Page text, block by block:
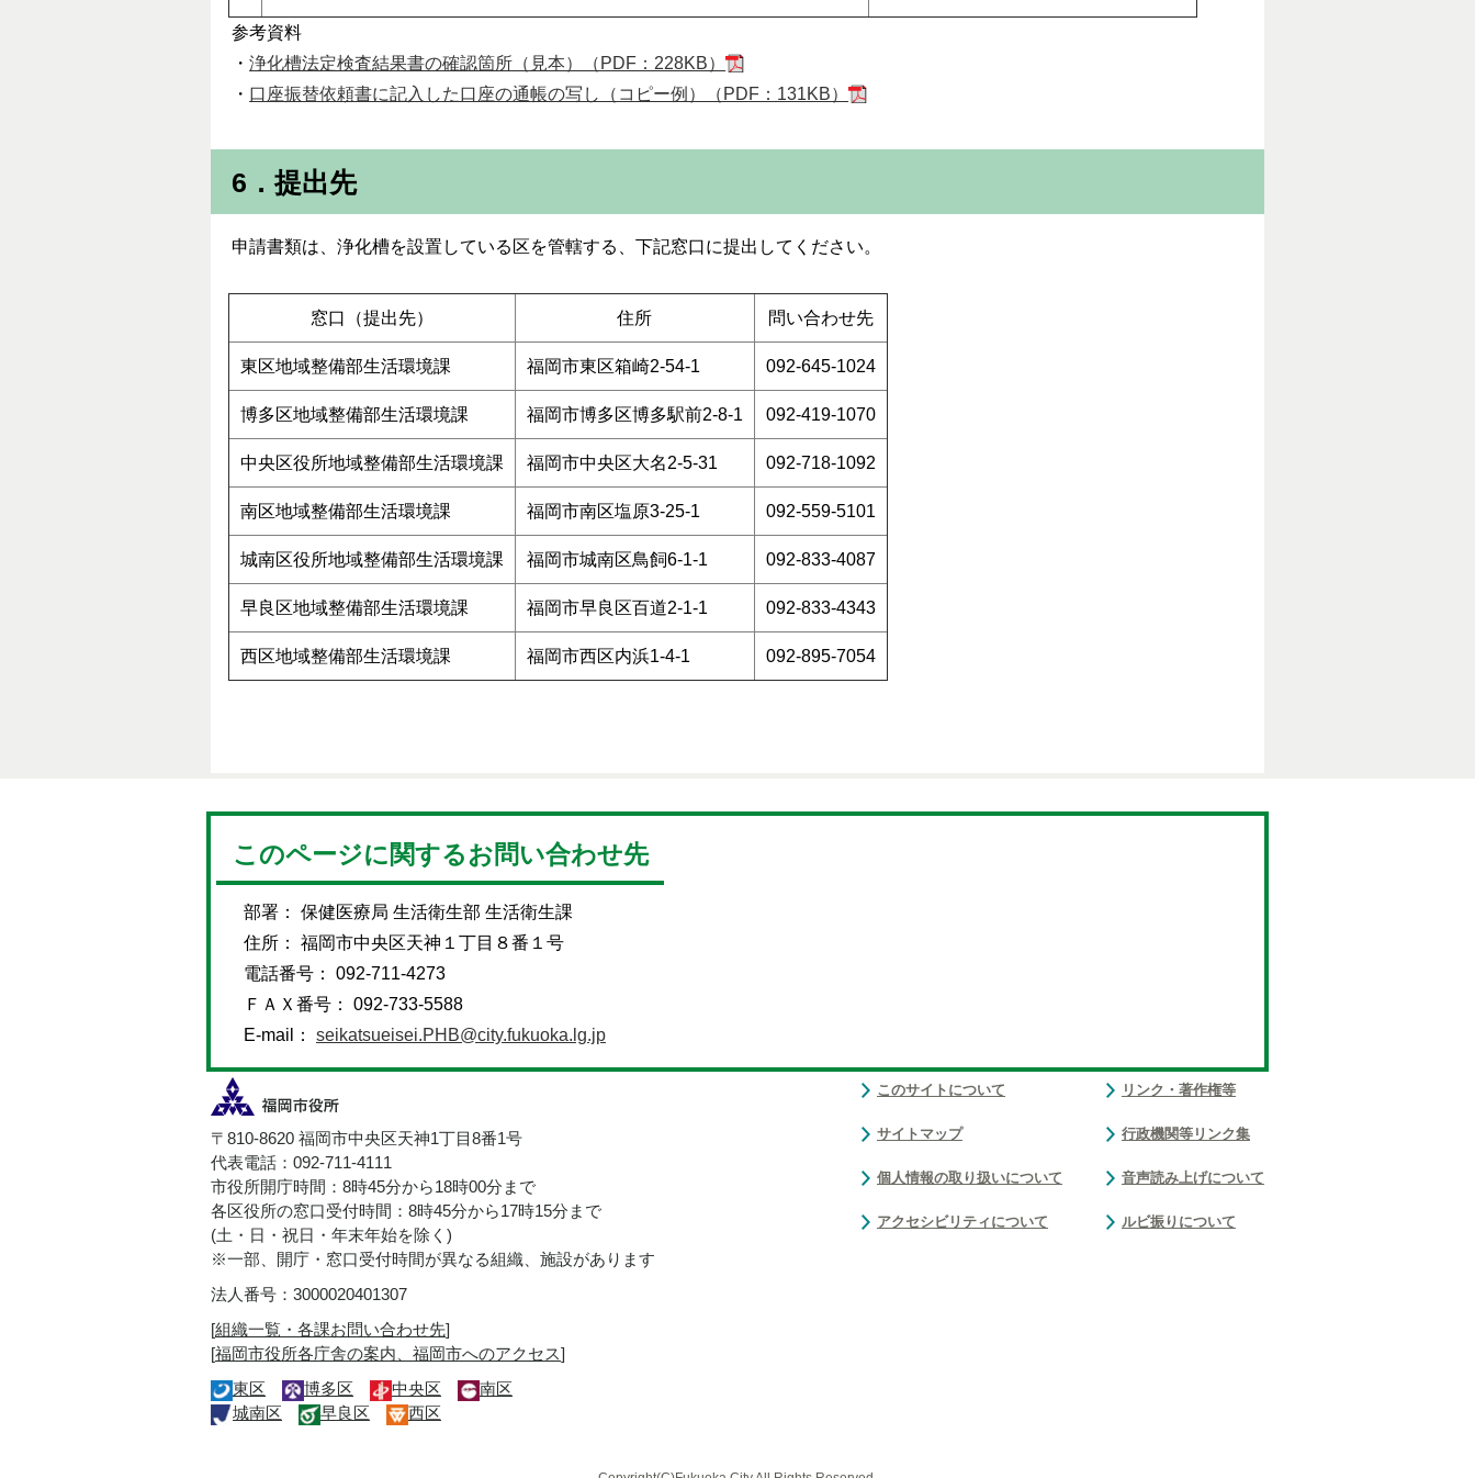
参考資料
・浄化槽法定検査結果書の確認箇所（見本）（PDF：228KB）
・ 口座振替依頼書に記入した口座の通帳の写し（コピー例）（PDF：131KB）
6．提出先
申請書類は、浄化槽を設置している区を管轄する、下記窓口に提出してください。
窓口（提出先） 住所 問い合わせ先
東区地域整備部生活環境課 福岡市東区箱崎2-54-1 092-645-1024
博多区地域整備部生活環境課 福岡市博多区博多駅前2-8-1 092-419-1070
中央区役所地域整備部生活環境課 福岡市中央区大名2-5-31 092-718-1092
南区地域整備部生活環境課 福岡市南区塩原3-25-1 092-559-5101
城南区役所地域整備部生活環境課 福岡市城南区鳥飼6-1-1 092-833-4087
早良区地域整備部生活環境課 福岡市早良区百道2-1-1 092-833-4343
西区地域整備部生活環境課 福岡市西区内浜1-4-1 092-895-7054
このページに関するお問い合わせ先
部署： 保健医療局 生活衛生部 生活衛生課
住所： 福岡市中央区天神１丁目８番１号
電話番号： 092-711-4273
ＦＡＸ番号： 092-733-5588
E-mail： seikatsueisei.PHB@city.fukuoka.lg.jp
〒810-8620 福岡市中央区天神1丁目8番1号
代表電話：092-711-4111
市役所開庁時間：8時45分から18時00分まで
各区役所の窓口受付時間：8時45分から17時15分まで
(土・日・祝日・年末年始を除く)
※一部、開庁・窓口受付時間が異なる組織、施設があります
法人番号：3000020401307
[組織一覧・各課お問い合わせ先]
[福岡市役所各庁舎の案内、福岡市へのアクセス]
東区
博多区 中央区
南区
城南区
早良区 西区
このサイトについて
サイトマップ
個人情報の取り扱いについて
アクセシビリティについて
リンク・著作権等
行政機関等リンク集
音声読み上げについて
ルビ振りについて